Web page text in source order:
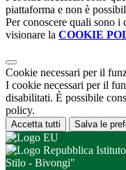
piattaforma e non è
Per conoscere quali sono i
visionare la COOKIE
Cookie necessari per il
I cookie necessari per il
disabilitati. È possibile
policy.
Accetta tutti Salva le
Stilo - Bivongi"